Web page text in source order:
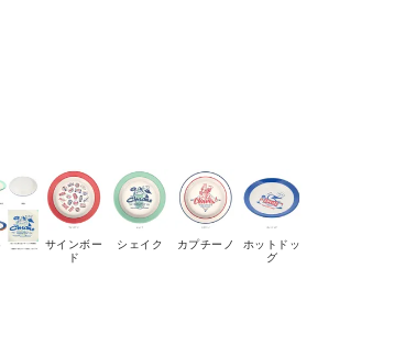
サインボー
ド
シェイク カプチーノ
ホットドッ
グ